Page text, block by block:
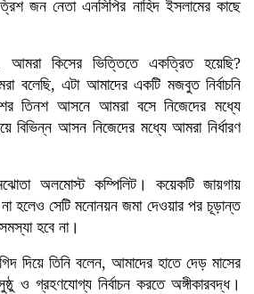
জন নেতা এনসিপির নাহিদ ইসলামের কাছে
আমরা কিসের ভিত্তিতে একত্রিত হয়েছি?
বলেছি, এটা আমাদের একটি মজবুত নির্বাচনি
তিনশ আসনে আমরা বসে নিজেদের মধ্যে
বিভিন্ন আসন নিজেদের মধ্যে আমরা নির্ধারণ
অলমোস্ট কম্পিলিট। কয়েকটি জায়গায়
হলেও সেটি মনোনয়ন জমা দেওয়ার পর চূড়ান্ত
হবে না।
দিয়ে তিনি বলেন, আমাদের হাতে দেড় মাসের
গ্রহণযোগ্য নির্বাচন করতে অঙ্গীকারবদ্ধ।